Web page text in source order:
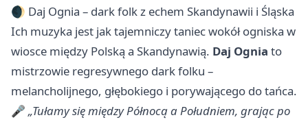
🌒 Daj Ognia – dark folk z echem Skandynawii i Śląska
Ich muzyka jest jak tajemniczy taniec wokół ogniska w
wiosce między Polską a Skandynawią. Daj Ognia to
mistrzowie regresywnego dark folku –
melancholijnego, głębokiego i porywającego do tańca.
🎤 „Tułamy się między Północą a Południem, grając po